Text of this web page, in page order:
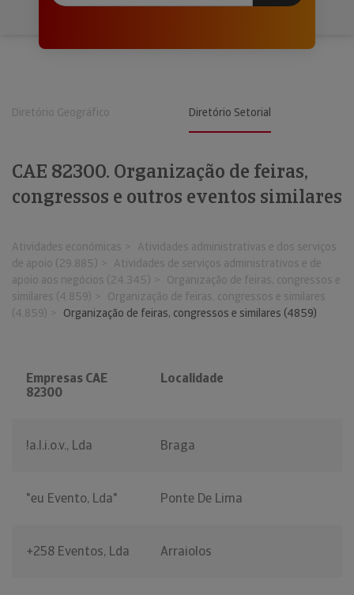
Diretório Geográfico Diretório Setorial
CAE 82300. Organização de feiras,
congressos e outros eventos similares
Atividades económicas
Atividades administrativas e dos serviços
de apoio (29.885)
Atividades de serviços administrativos e de
apoio aos negócios (24.345)
Organização de feiras, congressos e
similares (4.859)
Organização de feiras, congressos e similares
(4.859)
Organização de feiras, congressos e similares (4859)
Empresas CAE
82300
Localidade
!a.l.i.o.v., Lda Braga
"eu Evento, Lda" Ponte De Lima
+258 Eventos, Lda Arraiolos